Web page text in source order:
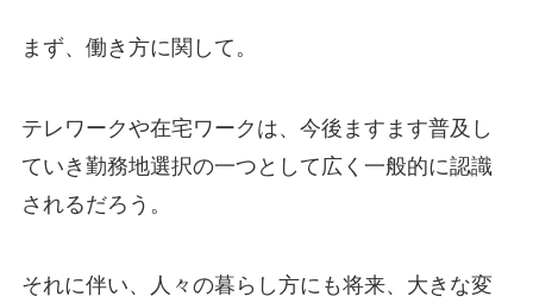
まず、働き方に関して。
テレワークや在宅ワークは、今後ますます普及し
ていき勤務地選択の一つとして広く一般的に認識
されるだろう。
それに伴い、人々の暮らし方にも将来、大きな変